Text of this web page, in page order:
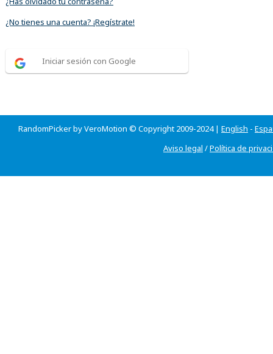
¿No tienes una cuenta? ¡Regístrate!
Iniciar sesión con Google
RandomPicker by VeroMotion © Copyright 2009-2024 | English -
Aviso legal /Política de